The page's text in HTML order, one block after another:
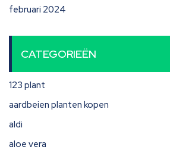
februari 2024
CATEGORIEËN
123 plant
aardbeien planten kopen
aldi
aloe vera